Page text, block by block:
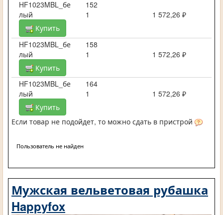
HF1023MBL_бе
лый
152
1
1 572,26 ₽
Купить
HF1023MBL_бе
лый
158
1
1 572,26 ₽
Купить
HF1023MBL_бе
лый
164
1
1 572,26 ₽
Купить
Если товар не подойдет, то можно сдать в пристрой
Пользователь не найден
Мужская вельветовая рубашка
Happyfox